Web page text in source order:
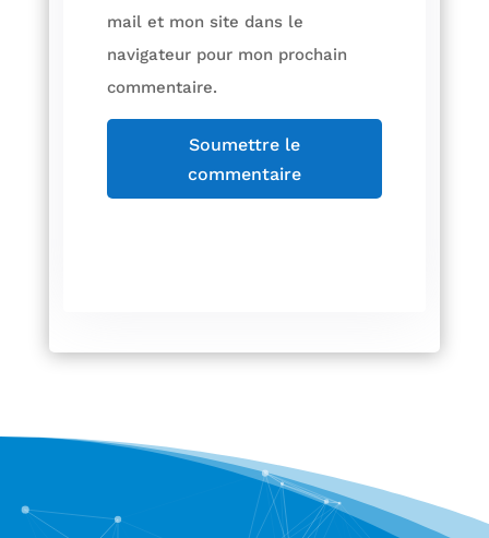
mail et mon site dans le
navigateur pour mon prochain
commentaire.
Soumettre le
commentaire